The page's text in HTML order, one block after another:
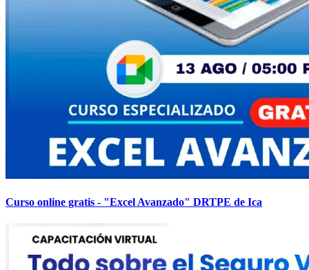
Curso online gratis - "Excel Avanzado" DRTPE de Ica